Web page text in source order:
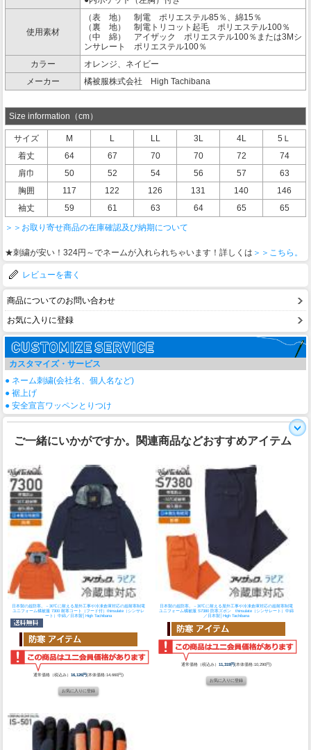
使用素材
（表 地） 制電 ポリエステル85％、綿15％
（裏 地） 制電トリコット起毛 ポリエステル100％
（中 綿） アイザック ポリエステル100％または3Mシ
ンサレート ポリエステル100％
カラー
オレンジ、ネイビー
メーカー
橘被服株式会社 High Tachibana
Size information（cm）
サイズ M L LL 3L 4L
5Ｌ
着丈
64 67 70 70 72
74
肩巾
50 52 54 56 57
63
胸囲
117 122 126 131 140
146
袖丈
59 61 63 64 65
65
＞＞お取り寄せ商品の在庫確認及び納期について
★刺繍が安い！324円～でネームが入れられちゃいます！詳しくは ＞＞こちら。
レビューを書く
商品についてのお問い合わせ
お気に入りに登録
カスタマイズ・サービス
● ネーム刺繍(会社名、個人名など)
● 裾上げ
● 安全宣言ワッペンとりつけ
ご一緒にいかがですか。関連商品などおすすめアイテム
日本製の超防寒。－30℃に耐える屋外工事や冷凍倉庫対応の超耐寒制電
ユニフォーム橘被服 7300 耐寒コート（フード付）thinsulate（シンサレ
ート）中綿／日本製│High Tachibana
通常価格（税込み）16,126円(本体価格:14,660円)
日本製の超防寒。－30℃に耐える屋外工事や冷凍倉庫対応の超耐寒制電
ユニフォーム橘被服 S7380 防寒ズボン thinsulate（シンサレート）中綿
／日本製│High Tachibana
通常価格（税込み） 11,319円(本体価格:10,290円)